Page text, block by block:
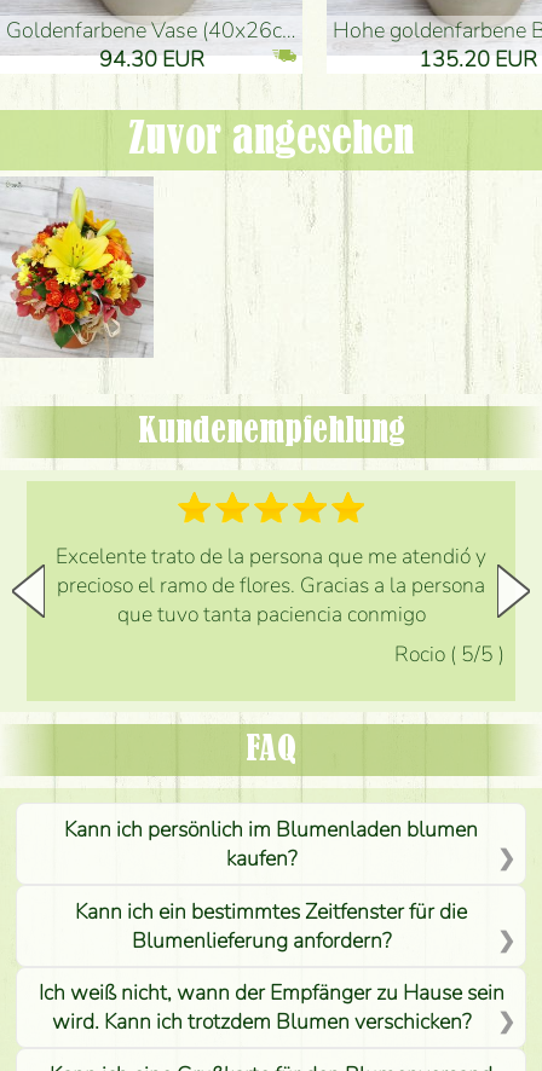
goldenfarbene Vase (40x26cm)
94.30 EUR
hohe goldenfarbene
135.20 EUR
Zuvor angesehen
Kundenempfehlung
Excelente trato de la persona que me atendió y
precioso el ramo de flores. Gracias a la persona
que tuvo tanta paciencia conmigo
Rocio ( 5/5 )
FAQ
Kann ich persönlich im Blumenladen blumen
kaufen?
Kann ich ein bestimmtes Zeitfenster für die
Blumenlieferung anfordern?
Ich weiß nicht, wann der Empfänger zu Hause sein
wird. Kann ich trotzdem Blumen verschicken?